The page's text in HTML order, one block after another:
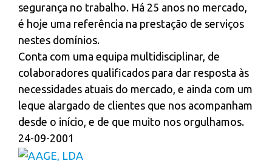
segurança no trabalho. Há 25 anos no mercado,
é hoje uma referência na prestação de serviços
nestes domínios.
Conta com uma equipa multidisciplinar, de
colaboradores qualificados para dar resposta às
necessidades atuais do mercado, e ainda com um
leque alargado de clientes que nos acompanham
desde o início, e de que muito nos orgulhamos.
24-09-2001